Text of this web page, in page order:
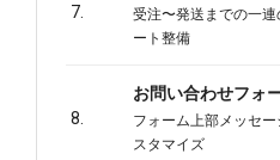
7.
受注〜発送までの一
ート整備
8.
お問い合わせフォ
フォーム上部メッセ
スタマイズ